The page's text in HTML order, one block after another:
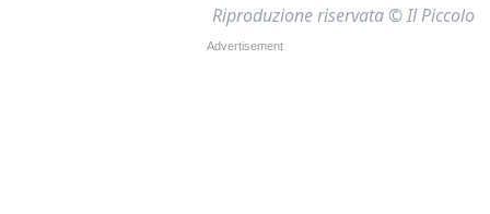
Riproduzione riservata © Il Piccolo